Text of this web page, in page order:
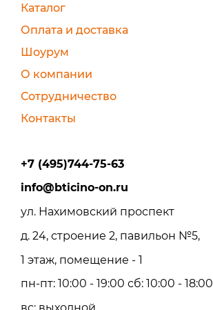
Каталог
Оплата и доставка
Шоурум
О компании
Сотрудничество
Контакты
+7 (495)744-75-63
info@bticino-on.ru
ул. Нахимовский проспект
д. 24, строение 2, павильон №5,
1 этаж, помещение - 1
пн-пт: 10:00 - 19:00 сб: 10:00 - 18:00